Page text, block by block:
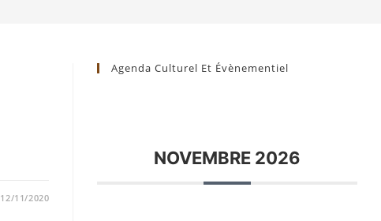
12/11/2020
Agenda Culturel Et Évènementiel
NOVEMBRE 2026